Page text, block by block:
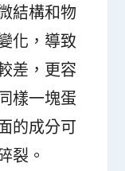
結構和物
化，導致
差，更容
樣一塊蛋
的成分可
裂。